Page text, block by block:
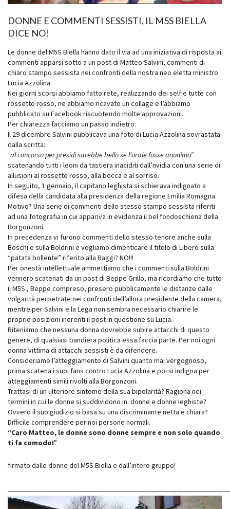
DONNE E COMMENTI SESSISTI, IL M5S BIELLA
DICE NO!
Le donne del M5S Biella hanno dato il via ad una iniziativa di risposta ai
commenti apparsi sotto a un post di Matteo Salvini, commenti di
chiaro stampo sessista nei confronti della nostra neo eletta ministro
Lucia Azzolina.
Nei giorni scorsi abbiamo fatto rete, realizzando dei selfie tutte con
rossetto rosso, ne abbiamo ricavato un collage e l’abbiamo
pubblicato su Facebook riscuotendo molte approvazioni.
Per chiarezza facciamo un passo indietro:
Il 29 dicembre Salvini pubblicava una foto di Lucia Azzolina sovrastata
dalla scritta:
“al concorso per presidi sarebbe bello se l’orale fosse anonimo”
scatenando tutti i leoni da tastiera inaciditi dall’nvidia con una serie di
allusioni al rossetto rosso, alla bocca e al sorriso.
In seguito, 1 gennaio, il capitano leghista si schierava indignato a
difesa della candidata alla presidenza della regione Emilia Romagna.
Motivo? Una serie di commenti dello stesso stampo sessista riferiti
ad una fotografia in cui appariva in evidenza il bel fondoschiena della
Borgonzoni.
In precedenza vi furono commenti dello stesso tenore anche sulla
Boschi e sulla Boldrini e vogliamo dimenticare il titolo di Libero sulla
“patata bollente” riferito alla Raggi? NO!!!
Per onestà intellettuale ammettiamo che i commenti sulla Boldrini
vennero scatenati da un post di Beppe Grillo, ma ricordiamo che tutto
il M5S , Beppe compreso, presero pubblicamente le distanze dalle
volgarità perpetrate nei confronti dell’allora presidente della camera,
mentre per Salvini e la Lega non sembra necessario chiarire le
proprie posizioni inerenti il post in questione su Lucia.
Riteniamo che nessuna donna dovrebbe subire attacchi di questo
genere, di qualsiasi bandiera politica essa faccia parte. Per noi ogni
donna vittima di attacchi sessisti è da difendere.
Consideriamo l’atteggiamento di Salvini quanto mai vergognoso,
prima scatena i suoi fans contro Lucia Azzolina e poi si indigna per
atteggiamenti simili rivolti alla Borgonzoni.
Trattasi di un ulteriore sintomo della sua bipolarità? Ragiona nei
termini in cui le donne si suddividono in: donne e donne leghiste?
Ovvero il suo giudizio si basa su una discriminante netta e chiara?
Difficile comprendere per noi persone normali.
“Caro Matteo, le donne sono donne sempre e non solo quando
ti fa comodo!”
firmato dalle donne del M5S Biella e dall’intero gruppo!